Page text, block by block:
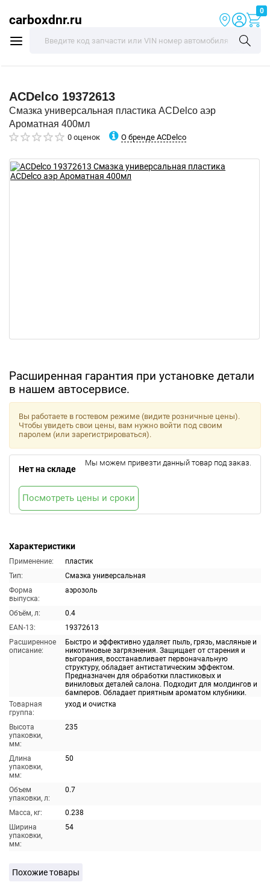
carboxdnr.ru
0
ACDelco 19372613
Смазка универсальная пластика ACDelco аэр
Ароматная 400мл
0 оценок О бренде ACDelco
Расширенная гарантия при установке детали
в нашем автосервисе.
Характеристики
Применение:
пластик
Тип:
Смазка универсальная
Форма
выпуска:
аэрозоль
Объём, л:
0.4
EAN-13:
19372613
Расширенное
описание:
Быстро и эффективно удаляет пыль, грязь, масляные и
никотиновые загрязнения. Защищает от старения и
выгорания, восстанавливает первоначальную
структуру, обладает антистатическим эффектом.
Предназначен для обработки пластиковых и
виниловых деталей салона. Подходит для молдингов и
бамперов. Обладает приятным ароматом клубники.
Товарная
группа:
уход и очистка
Высота
упаковки,
мм:
235
Длина
упаковки,
мм:
50
Объем
упаковки, л:
0.7
Масса, кг:
0.238
Ширина
упаковки,
мм:
54
Вы работаете в гостевом режиме (видите розничные цены).
Чтобы увидеть свои цены, вам нужно войти под своим
паролем (или зарегистрироваться).
Нет на складе
Мы можем привезти данный товар под заказ.
Посмотреть цены и сроки
Похожие товары